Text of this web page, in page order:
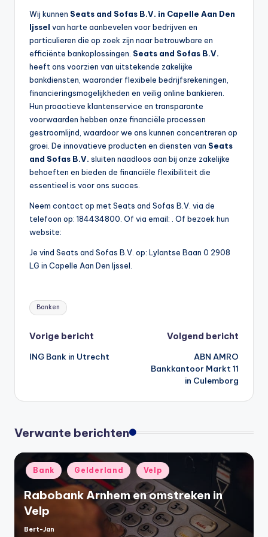
Wij kunnen Seats and Sofas B.V. in Capelle Aan Den
Ijssel van harte aanbevelen voor bedrijven en
particulieren die op zoek zijn naar betrouwbare en
efficiënte bankoplossingen. Seats and Sofas B.V.
heeft ons voorzien van uitstekende zakelijke
bankdiensten, waaronder flexibele bedrijfsrekeningen,
financieringsmogelijkheden en veilig online bankieren.
Hun proactieve klantenservice en transparante
voorwaarden hebben onze financiële processen
gestroomlijnd, waardoor we ons kunnen concentreren op
groei. De innovatieve producten en diensten van Seats
and Sofas B.V. sluiten naadloos aan bij onze zakelijke
behoeften en bieden de financiële flexibiliteit die
essentieel is voor ons succes.
Neem contact op met Seats and Sofas B.V. via de
telefoon op: 184434800. Of via email: . Of bezoek hun
website:
Je vind Seats and Sofas B.V. op: Lylantse Baan 0 2908
LG in Capelle Aan Den Ijssel.
Tags:
Banken
Bericht
navigatie
Vorige bericht
ING Bank in Utrecht
Volgend bericht
ABN AMRO
Bankkantoor Markt 11
in Culemborg
Verwante berichten
Geplaatst
in
Bank Gelderland Velp
Rabobank Arnhem en omstreken in
Velp
Geplaatst
Bert-Jan